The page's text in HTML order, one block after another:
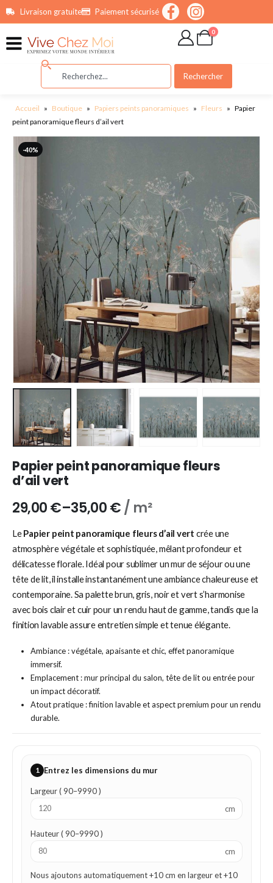
principalLivraison gratuite Paiement sécurisé
0
Rechercher
Accueil » Boutique » Papiers peints panoramiques » Fleurs » Papier
peint panoramique fleurs d’ail vert
-40%
Papier peint panoramique fleurs
d’ail vert
29,00€–35,00€/ m²
LePapier peint panoramique fleurs d’ail vert crée une
atmosphère végétale et sophistiquée, mêlant profondeur et
délicatesse florale. Idéal pour sublimer un mur de séjour ou une
tête de lit, il installe instantanément une ambiance chaleureuse et
contemporaine. Sa palette brun, gris, noir et vert s’harmonise
avec bois clair et cuir pour un rendu haut de gamme, tandis que la
finition lavable assure entretien simple et tenue élégante.
Ambiance : végétale, apaisante et chic, effet panoramique
immersif.
Emplacement : mur principal du salon, tête de lit ou entrée pour
un impact décoratif.
Atout pratique : finition lavable et aspect premium pour un rendu
durable.
1 Entrez les dimensions du mur
Largeur ( 90–9990 )
cm
Hauteur ( 90–9990 )
cm
Nous ajoutons automatiquement +10 cm en largeur et +10